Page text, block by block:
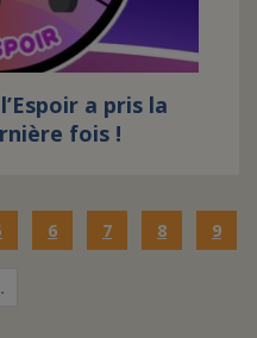
a pris la
fois !
6 7 8 9